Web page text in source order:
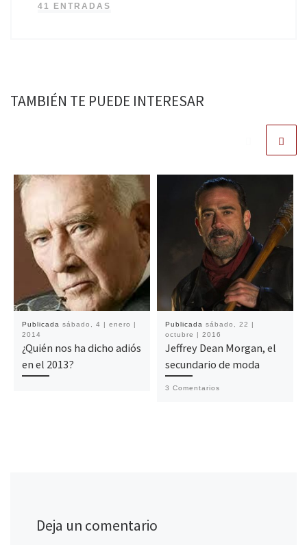
41 ENTRADAS
TAMBIÉN TE PUEDE INTERESAR
Publicada sábado, 4 | enero |
2014
¿Quién nos ha dicho adiós
en el 2013?
Publicada sábado, 22 |
octubre | 2016
Jeffrey Dean Morgan, el
secundario de moda
3 Comentarios
Deja un comentario